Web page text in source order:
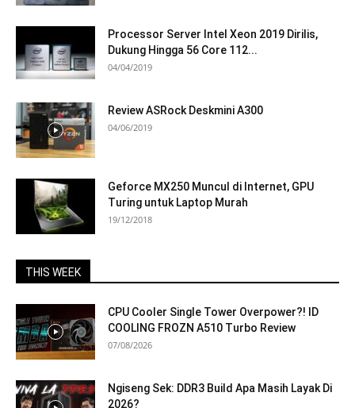
Processor Server Intel Xeon 2019 Dirilis,
Dukung Hingga 56 Core 112...
04/04/2019
Review ASRock Deskmini A300
04/06/2019
Geforce MX250 Muncul di Internet, GPU
Turing untuk Laptop Murah
19/12/2018
THIS WEEK
CPU Cooler Single Tower Overpower?! ID
COOLING FROZN A510 Turbo Review
07/08/2026
Ngiseng Sek: DDR3 Build Apa Masih Layak Di
2026?